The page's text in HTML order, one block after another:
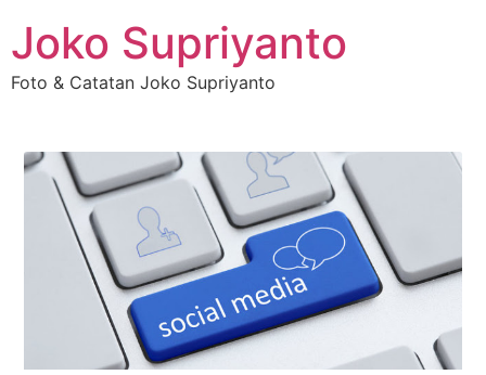
Joko Supriyanto
Foto & Catatan Joko Supriyanto